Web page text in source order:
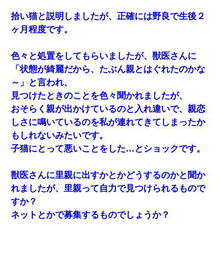
拾い猫と説明しましたが、正確には野良で生後２
ヶ月程度です。
色々と処置をしてもらいましたが、獣医さんに
「状態が綺麗だから、たぶん親とはぐれたのかな
～」と言われ、
見つけたときのことを色々聞かれましたが、
おそらく親が出かけているのと入れ違いで、親恋
しさに鳴いているのを私が連れてきてしまったか
もしれないみたいです。
子猫にとって悪いことをした…とショックです。
獣医さんに里親に出すかとかどうするのかと聞か
れましたが、里親って自力で見つけられるもので
すか？
ネットとかで募集するものでしょうか？